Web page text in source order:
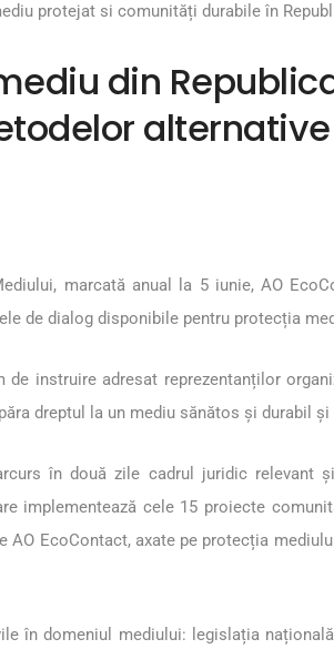
protejat si comunități durabile în
din
marcată anual la 5 iunie, AO
de dialog disponibile pentru protecția
instruire adresat reprezentanților
dreptul la un mediu sănătos și durabil
în două zile cadrul juridic relevant
implementează cele 15 proiecte
EcoContact, axate pe protecția
în domeniul mediului: legislația